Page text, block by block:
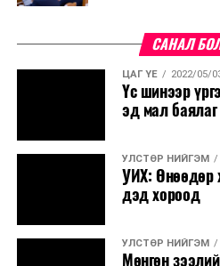
САНАЛ
ЦАГ ҮЕ 2022/05/
Үс шинээр
эд мал баялаг
УЛСТӨР НИЙГЭМ
УИХ: Өнөөдөр
дэд хороод
УЛСТӨР НИЙГЭМ
Мөнгөн